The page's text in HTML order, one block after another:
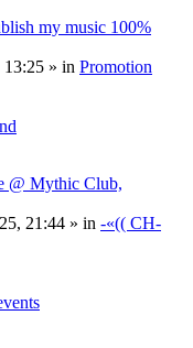
my music 100%
13:25 » in Promotion
@ Mythic Club,
21:44 » in -«(( CH-